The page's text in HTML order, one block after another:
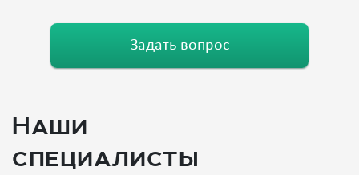
Задать вопрос
Наши
специалисты